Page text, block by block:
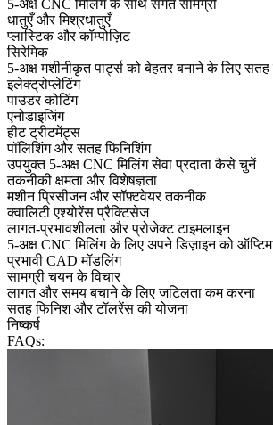
5-अक्ष CNC मिलिंग के साथ संगत सामग्री
धातुएँ और मिश्रधातुएँ
प्लास्टिक और कॉम्पोज़िट
सिरेमिक
5-अक्ष मशीनीकृत पार्ट्स को बेहतर बनाने के लिए सतह
इलेक्ट्रोप्लेटिंग
पाउडर कोटिंग
एनोडाइजिंग
हीट ट्रीटमेंट्स
पॉलिशिंग और सतह फिनिशिंग
उपयुक्त 5-अक्ष CNC मिलिंग सेवा प्रदाता कैसे चुनें
तकनीकी क्षमता और विशेषज्ञता
मशीन प्रिसीजन और सॉफ़्टवेयर तकनीक
क्वालिटी एश्योरेंस प्रैक्टिसेज
लागत-प्रभावशीलता और प्रोजेक्ट टाइमलाइन
5-अक्ष CNC मिलिंग के लिए अपने डिज़ाइन को
प्रभावी CAD मॉडलिंग
सामग्री चयन के विचार
लागत और समय बचाने के लिए जटिलता कम करना
सतह फिनिश और टॉलरेंस की योजना
निष्कर्ष
FAQs: